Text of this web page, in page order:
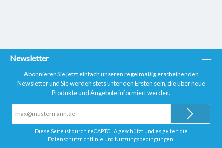
Newsletter
Abonnieren Sie jetzt einfach unseren regelmäßig erscheinenden
Newsletter und Sie werden stets unter den Ersten sein, die über neue
Produkte und Angebote informiert werden.
Adresse*
Diese Seite ist durch reCAPTCHA geschützt und es gelten die
Datenschutzrichtlinie und Nutzungsbedingungen